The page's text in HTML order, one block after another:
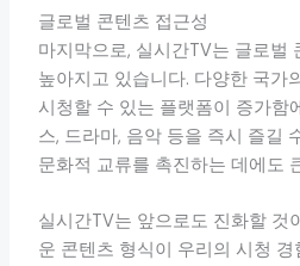
글로벌 콘텐츠 접근성
마지막으로, 실시간TV는 글로벌
높아지고 있습니다. 다양한 국가
시청할 수 있는 플랫폼이 증가함
스, 드라마, 음악 등을 즉시 즐길
문화적 교류를 촉진하는 데에도
실시간TV는 앞으로도 진화할 것
운 콘텐츠 형식이 우리의 시청